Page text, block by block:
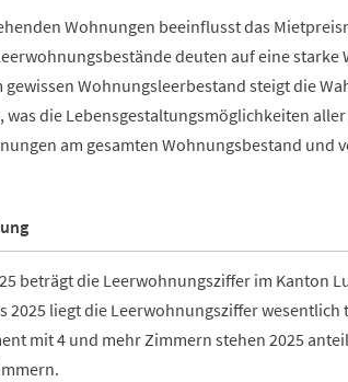
Wohnungen beeinflusst das
deuten auf eine
gewissen Wohnungsleerbestand steigt die
was die Lebensgestaltungsmöglichkeiten
am gesamten Wohnungsbestand
beträgt die Leerwohnungsziffer im Kanton
2025 liegt die Leerwohnungsziffer
mit 4 und mehr Zimmern stehen 2025